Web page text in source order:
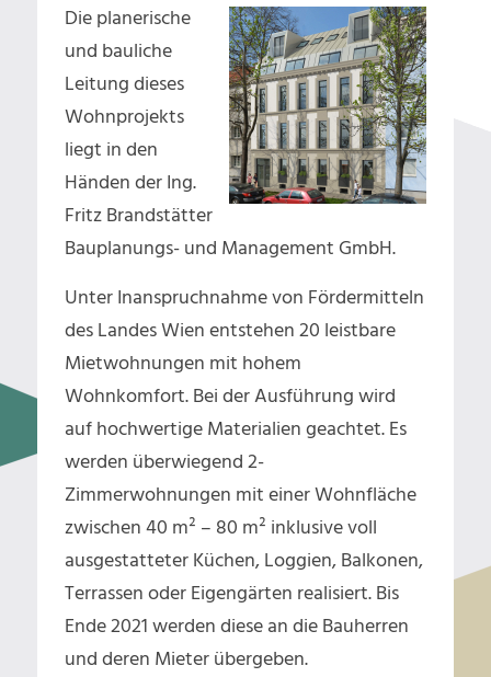
Die planerische
und bauliche
Leitung dieses
Wohnprojekts
liegt in den
Händen der Ing.
Fritz Brandstätter
Bauplanungs- und Management GmbH.
Unter Inanspruchnahme von Fördermitteln
des Landes Wien entstehen 20 leistbare
Mietwohnungen mit hohem
Wohnkomfort. Bei der Ausführung wird
auf hochwertige Materialien geachtet. Es
werden überwiegend 2-
Zimmerwohnungen mit einer Wohnfläche
zwischen 40 m² – 80 m² inklusive voll
ausgestatteter Küchen, Loggien, Balkonen,
Terrassen oder Eigengärten realisiert. Bis
Ende 2021 werden diese an die Bauherren
und deren Mieter übergeben.